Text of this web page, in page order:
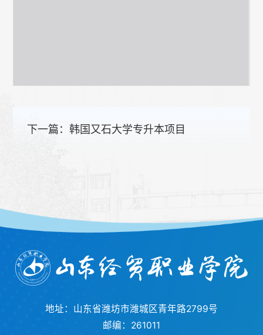
下一篇：韩国又石大学专升本项目
地址：山东省潍坊市潍城区青年路2799号
邮编：261011